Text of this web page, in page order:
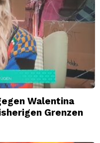
Walentina
Grenzen